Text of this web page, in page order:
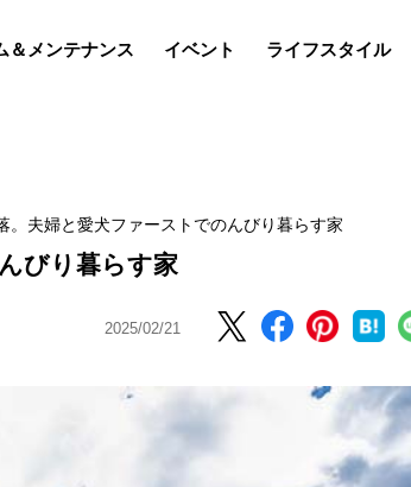
＆メンテナンス イベント ライフスタイル
。夫婦と愛犬ファーストでのんびり暮らす家
びり暮らす家
2025/02/21